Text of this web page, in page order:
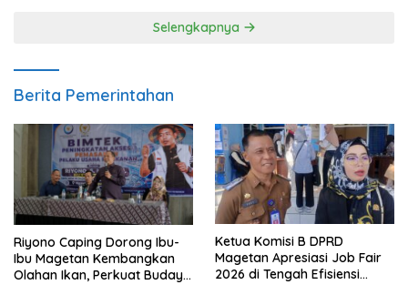
Selengkapnya
Berita Pemerintahan
Riyono Caping Dorong Ibu-
Ibu Magetan Kembangkan
Olahan Ikan, Perkuat Budaya
Ketua Komisi B DPRD
Magetan Apresiasi Job Fair
2026 di Tengah Efisiensi